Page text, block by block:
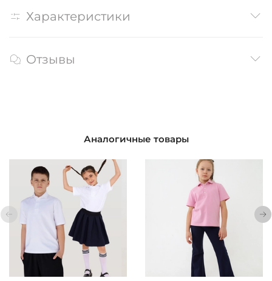
Характеристики
Отзывы
Аналогичные товары